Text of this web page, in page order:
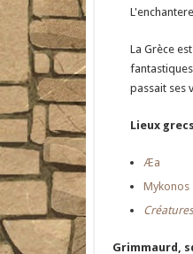
La Grèce
passait ses
Lieux
Æa
Mykonos
Grimmaurd,